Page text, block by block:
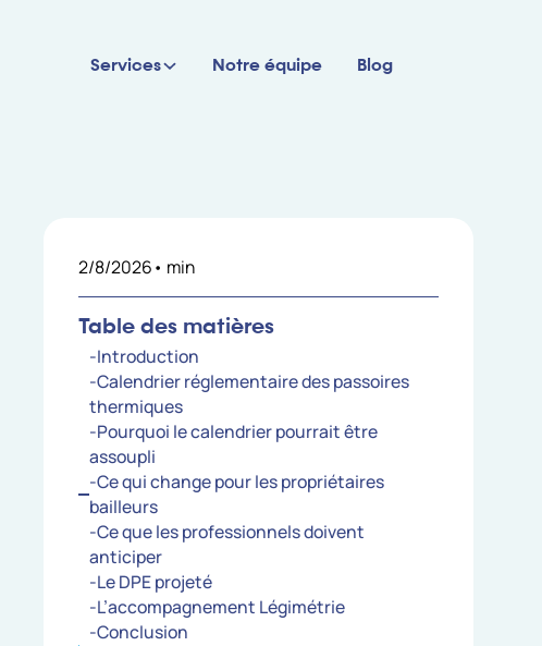
Services Notre équipe Blog
2/8/2026• min
Table des matières
-Introduction
-Calendrier réglementaire des passoires
thermiques
-Pourquoi le calendrier pourrait être
assoupli
-Ce qui change pour les propriétaires
bailleurs
-Ce que les professionnels doivent
anticiper
-Le DPE projeté
-L’accompagnement Légimétrie
-Conclusion